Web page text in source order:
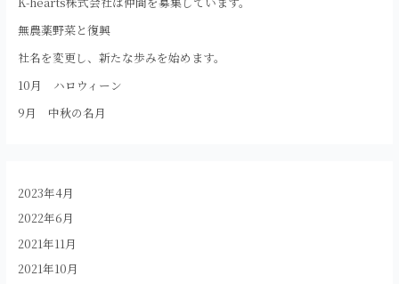
無農薬野菜と復興
社名を変更し、新たな歩みを始めます。
10月 ハロウィーン
9月 中秋の名月
2023年4月
2022年6月
2021年11月
2021年10月